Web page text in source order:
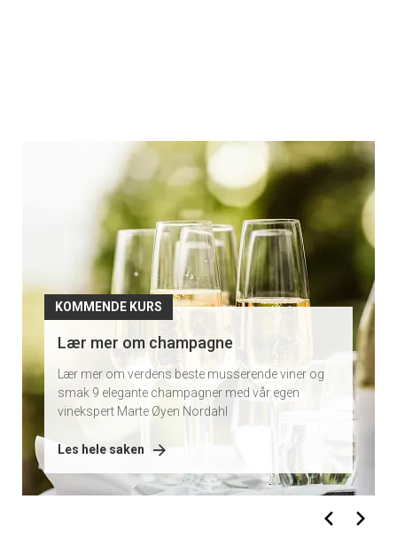
Kommende
KOMMENDE KURS
Smak et bredt utvalg av rødviner og
oppdag forskjellene
Vil du smake 8 deilige rødviner og lære mer om
hvorfor de er så forskjellige? Ta med deg en venn
eller kom alene og få en god innføring.
Les hele saken